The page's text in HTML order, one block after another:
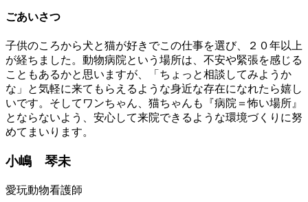
ごあいさつ
子供のころから犬と猫が好きでこの仕事を選び、２０年以上
が経ちました。動物病院という場所は、不安や緊張を感じる
こともあるかと思いますが、「ちょっと相談してみようか
な」と気軽に来てもらえるような身近な存在になれたら嬉し
いです。そしてワンちゃん、猫ちゃんも『病院＝怖い場所』
とならないよう、安心して来院できるような環境づくりに努
めてまいります。
小嶋 琴未
愛玩動物看護師